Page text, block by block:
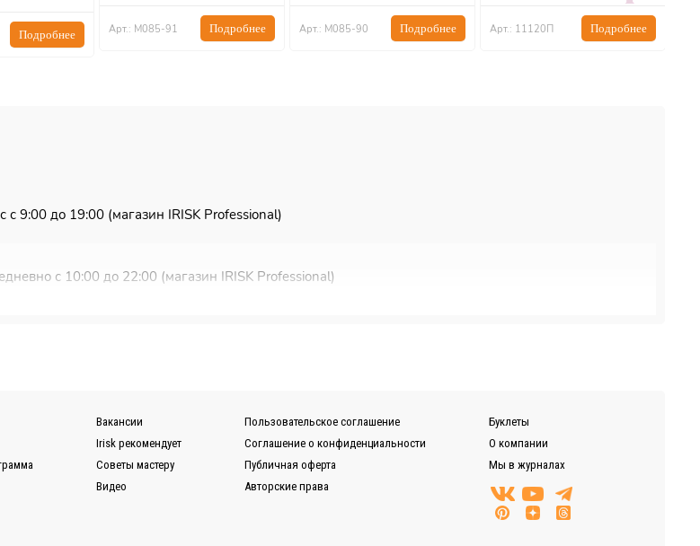
Подробнее Арт.: М085-91 Подробнее Арт.: М085-90 Подробнее Арт.: 11120П Подробнее
9:00 до 19:00 (магазин IRISK Professional)
с 10:00 до 22:00 (магазин IRISK Professional)
разделе
Доставка.
Вакансии
Irisk рекомендует
Советы мастеру
Видео
Пользовательское соглашение
Соглашение о конфиденциальности
Публичная оферта
Авторские права
Буклеты
О компании
Мы в журналах